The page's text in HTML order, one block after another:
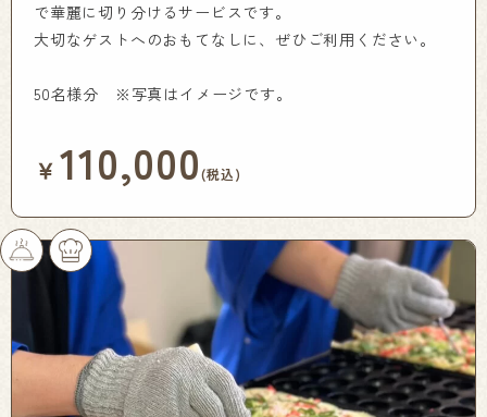
で華麗に切り分けるサービスです。
大切なゲストへのおもてなしに、ぜひご利用ください。
50名様分 ※写真はイメージです。
￥110,000(税込)